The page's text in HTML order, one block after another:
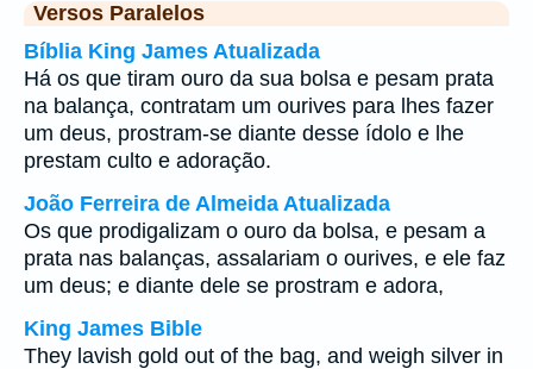
Versos Paralelos
Bíblia King James Atualizada
Há os que tiram ouro da sua bolsa e pesam prata
na balança, contratam um ourives para lhes fazer
um deus, prostram-se diante desse ídolo e lhe
prestam culto e adoração.
João Ferreira de Almeida Atualizada
Os que prodigalizam o ouro da bolsa, e pesam a
prata nas balanças, assalariam o ourives, e ele faz
um deus; e diante dele se prostram e adora,
King James Bible
They lavish gold out of the bag, and weigh silver in